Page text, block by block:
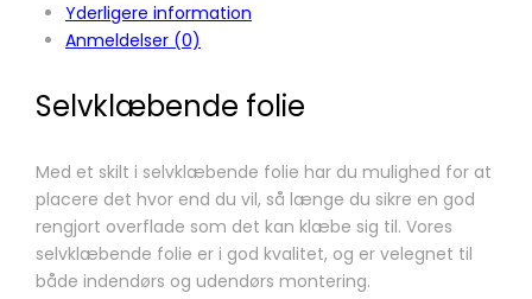
Yderligere information
Anmeldelser (0)
Selvklæbende folie
Med et skilt i selvklæbende folie har du mulighed for at
placere det hvor end du vil, så længe du sikre en god
rengjort overflade som det kan klæbe sig til. Vores
selvklæbende folie er i god kvalitet, og er velegnet til
både indendørs og udendørs montering.